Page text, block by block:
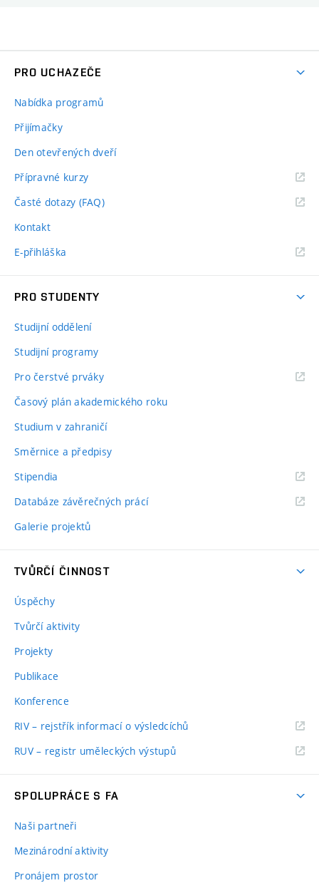
PRO UCHAZEČE
Nabídka programů
Přijímačky
Den otevřených dveří
Přípravné kurzy
Časté dotazy (FAQ)
Kontakt
E-přihláška
PRO STUDENTY
Studijní oddělení
Studijní programy
Pro čerstvé prváky
Časový plán akademického roku
Studium v zahraničí
Směrnice a předpisy
Stipendia
Databáze závěrečných prácí
Galerie projektů
TVŮRČÍ ČINNOST
Úspěchy
Tvůrčí aktivity
Projekty
Publikace
Konference
RIV – rejstřík informací o výsledcíchů
RUV – registr uměleckých výstupů
SPOLUPRÁCE S FA
Naši partneři
Mezinárodní aktivity
Pronájem prostor